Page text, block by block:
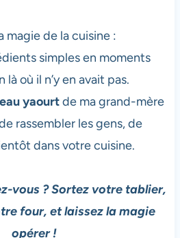
magie de la cuisine :
simples en moments
où il n’y en avait pas.
yaourtde ma grand-mère
rassembler les gens, de
dans votre cuisine.
vous ? Sortez votre tablier,
four, et laissez la magie
opérer !